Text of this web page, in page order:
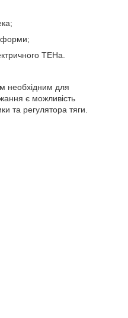
форми;
ТЕНа.
необхідним для
є можливість
та регулятора тяги.